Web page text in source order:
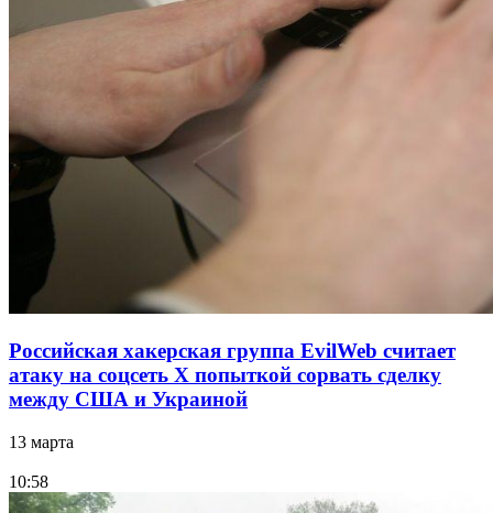
Российская хакерская группа EvilWeb считает
атаку на соцсеть Х попыткой сорвать сделку
между США и Украиной
13 марта
10:58